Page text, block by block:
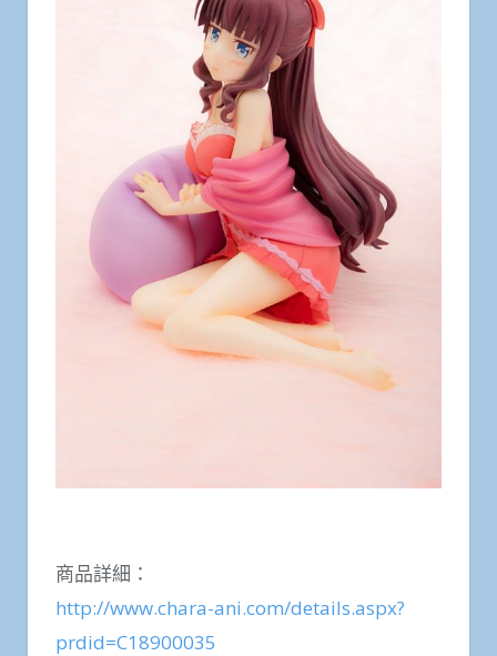
商品詳細：
http://www.chara-ani.com/details.aspx?
prdid=C18900035